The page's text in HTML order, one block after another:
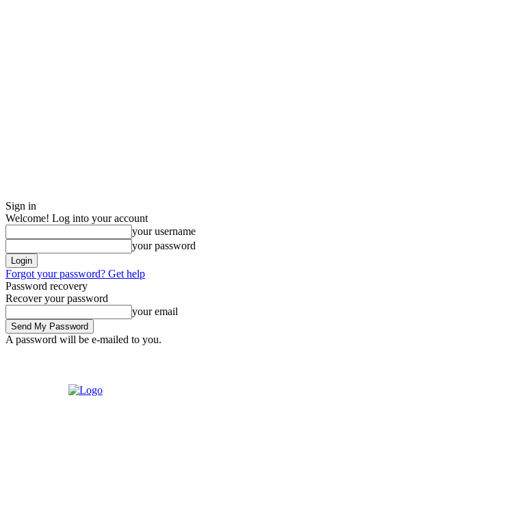
Sign in
Welcome! Log into your account
your username
your password
Forgot your password? Get help
Password recovery
Recover your password
your email
A password will be e-mailed to you.